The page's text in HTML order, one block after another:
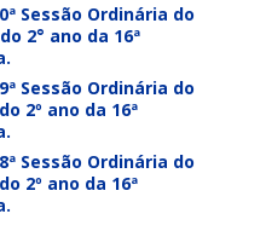
Sessão Ordinária do
2° ano da 16ª
Sessão Ordinária do
2º ano da 16ª
Sessão Ordinária do
2º ano da 16ª